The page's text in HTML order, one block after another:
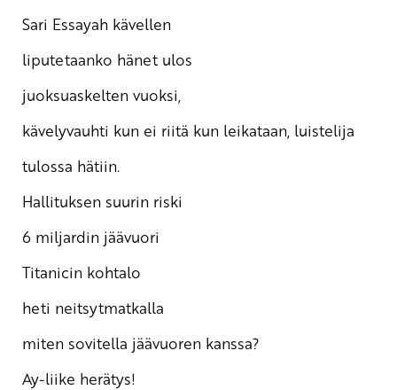
Sari Essayah kävellen
liputetaanko hänet ulos
juoksuaskelten vuoksi,
kävelyvauhti kun ei riitä kun leikataan, luistelija
tulossa hätiin.
Hallituksen suurin riski
6 miljardin jäävuori
Titanicin kohtalo
heti neitsytmatkalla
miten sovitella jäävuoren kanssa?
Ay-liike herätys!